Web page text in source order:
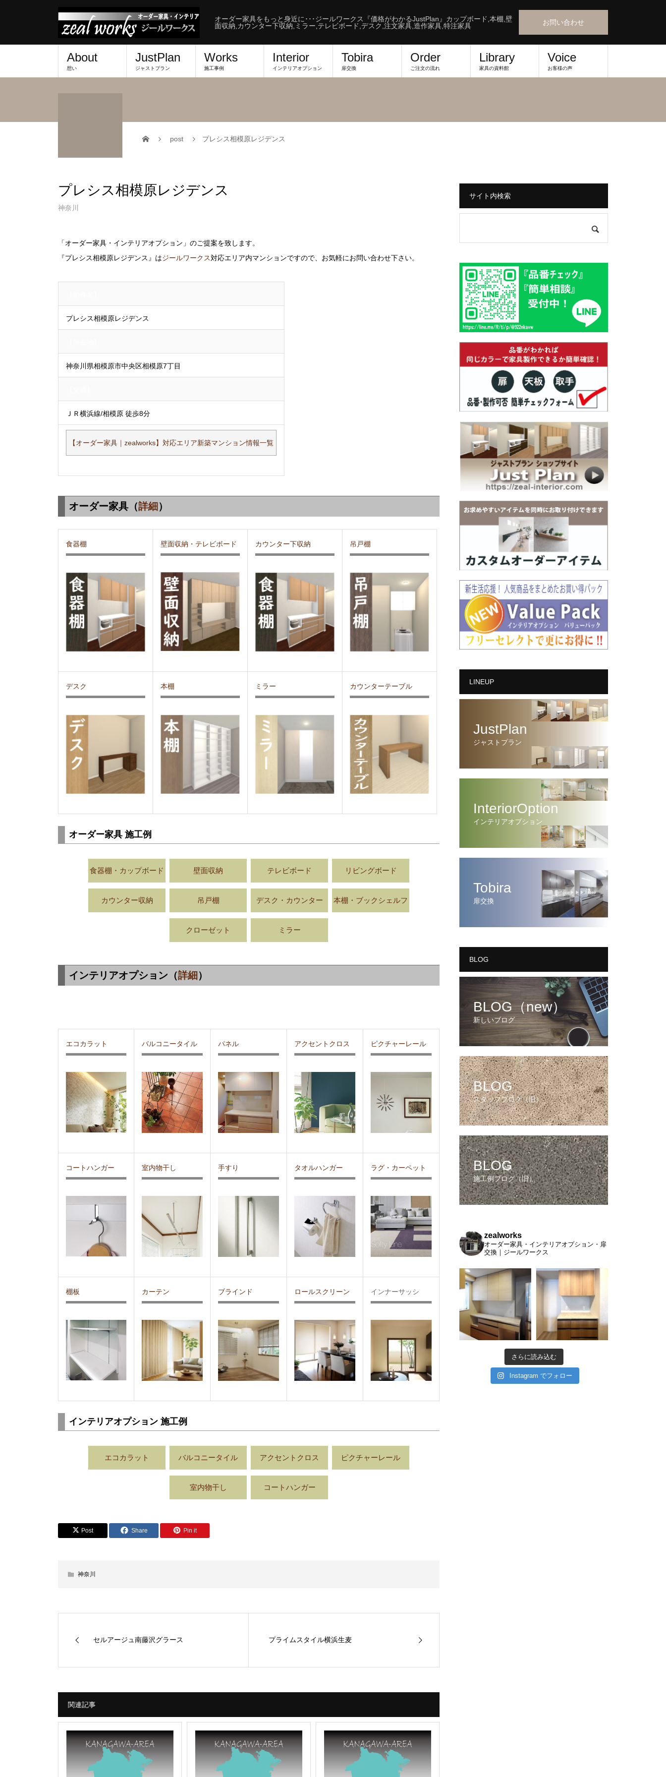
オーダー家具をもっと身近に･･･ジールワークス『価格がわかるJustPlan』カップボード,本棚,壁
面収納,カウンター下収納,ミラー,テレビボード,デスク,注文家具,造作家具,特注家具
お問い合わせ
About
想い
JustPlan
ジャストプラン
Works
施工事例
Interior
インテリアオプション
Tobira
扉交換
Order
ご注文の流れ
Library
家具の資料館
Voice
お客様の声
post プレシス相模原レジデンス
プレシス相模原レジデンス
神奈川
「オーダー家具・インテリアオプション」のご提案を致します。
『プレシス相模原レジデンス』はジールワークス対応エリア内マンションですので、お気軽にお問い合わせ下さい。
プレシス相模原レジデンス
神奈川県相模原市中央区相模原7丁目
ＪＲ横浜線/相模原 徒歩8分
【オーダー家具｜zealworks】対応エリア新築マンション情報一覧
オーダー家具（詳細 ）
食器棚 壁面収納・テレビボード カウンター下収納 吊戸棚
デスク 本棚 ミラー カウンターテーブル
オーダー家具 施工例
食器棚・カップボード 壁面収納 テレビボード リビングボード
カウンター収納 吊戸棚 デスク・カウンター 本棚・ブックシェルフ
クローゼット ミラー
インテリアオプション（詳細 ）
エコカラット バルコニータイル パネル アクセントクロス ピクチャーレール
コートハンガー 室内物干し 手すり タオルハンガー ラグ・カーペット
棚板 カーテン ブラインド ロールスクリーン インナーサッシ
インテリアオプション 施工例
エコカラット バルコニータイル アクセントクロス ピクチャーレール
室内物干し コートハンガー
Post Share Pin it
神奈川
セルアージュ南藤沢グラース プライムスタイル横浜生麦
関連記事
サイト内検索
LINEUP
JustPlan
ジャストプラン
InteriorOption
インテリアオプション
Tobira
扉交換
BLOG
BLOG（new）
新しいブログ
BLOG
スタッフブログ（旧）
BLOG
施工例ブログ（旧）
zealworks
オーダー家具・インテリアオプション・扉
交換｜ジールワークス
さらに読み込む
Instagram でフォロー